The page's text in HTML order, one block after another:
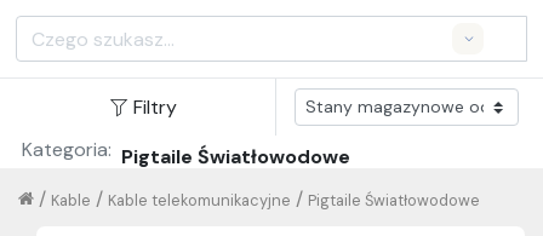
Search
Filtry
Kategoria: Pigtaile Światłowodowe
Pigtaile Światłowodowe
/
Kable telekomunikacyjne
/
Kable
/